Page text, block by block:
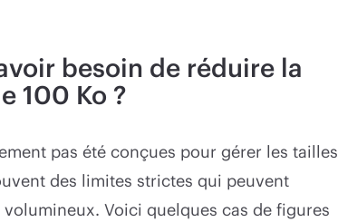
besoin de réduire la
100 Ko ?
pas été conçues pour gérer les tailles
des limites strictes qui peuvent
Voici quelques cas de figures